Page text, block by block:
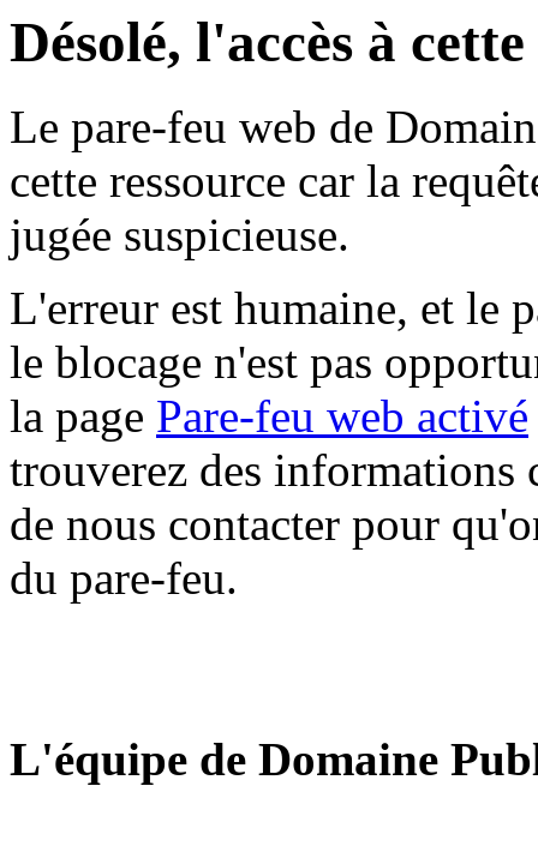
Désolé, l'accès à
Le pare-feu web de
cette ressource car la
jugée suspicieuse.
L'erreur est humaine, et le
le blocage n'est pas
la page Pare-feu web activé
trouverez des informations
de nous contacter pour
du pare-feu.
L'équipe de Domaine